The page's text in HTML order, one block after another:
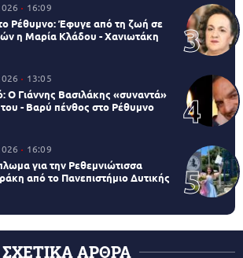
16:09
Ρέθυμνο: Έφυγε από τη ζωή σε
η Μαρία Κλάδου - Χανιωτάκη
13:05
Ο Γιάννης Βασιλάκης «συναντά»
- Βαρύ πένθος στο Ρέθυμνο
16:09
για την Ρεθεμνιώτισσα
από το Πανεπιστήμιο Δυτικής
ΣΧΕΤΙΚΑ ΑΡΘΡΑ